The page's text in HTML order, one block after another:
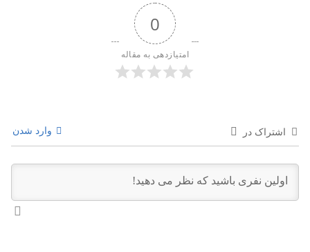
0
امتیازدهی به مقاله
اشتراک در وارد شدن